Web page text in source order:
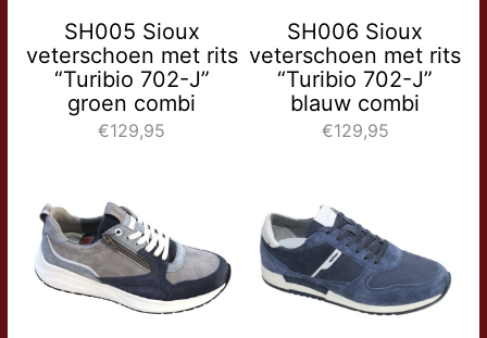
SH005 Sioux
veterschoen met rits
“Turibio 702-J”
groen combi
€129,95
SH006 Sioux
veterschoen met rits
“Turibio 702-J”
blauw combi
€129,95